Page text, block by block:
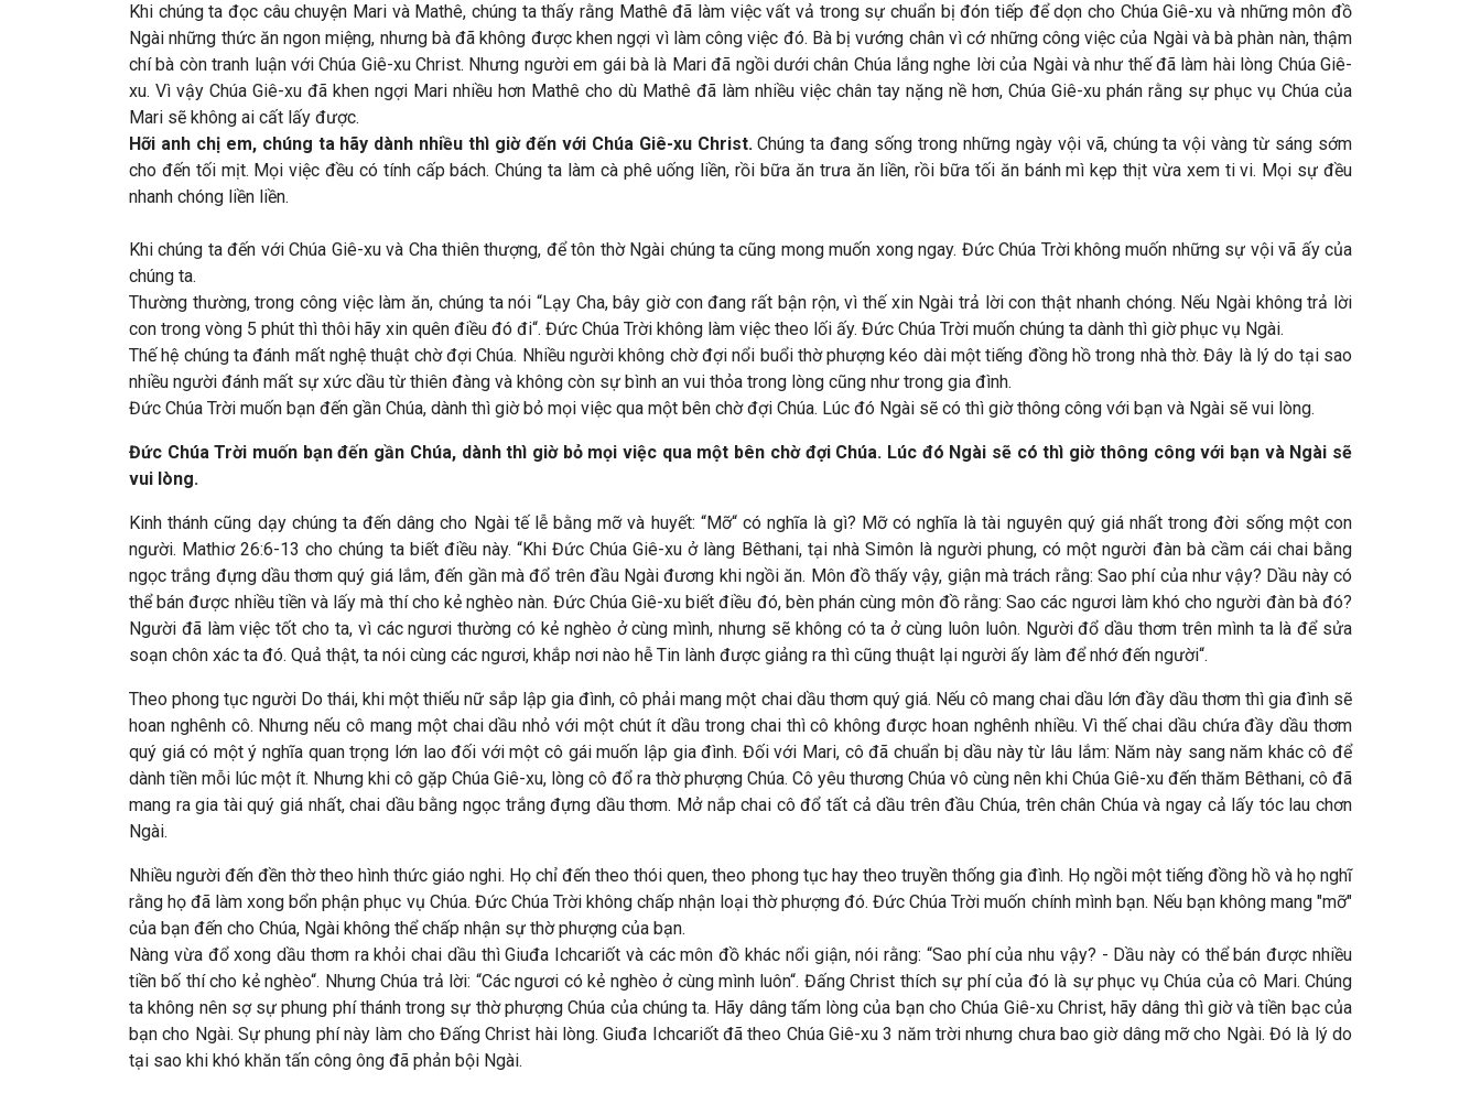
Khi chúng ta đọc câu chuyện Mari và Mathê, chúng ta thấy rằng Mathê đã làm việc vất vả trong sự chuẩn bị đón tiếp để dọn cho Chúa Giê-xu và những môn đồ
Ngài những thức ăn ngon miệng, nhưng bà đã không được khen ngợi vì làm công việc đó. Bà bị vướng chân vì cớ những công việc của Ngài và bà phàn nàn, thậm
chí bà còn tranh luận với Chúa Giê-xu Christ. Nhưng người em gái bà là Mari đã ngồi dưới chân Chúa lắng nghe lời của Ngài và như thế đã làm hài lòng Chúa Giê-
xu. Vì vậy Chúa Giê-xu đã khen ngợi Mari nhiều hơn Mathê cho dù Mathê đã làm nhiều việc chân tay nặng nề hơn, Chúa Giê-xu phán rằng sự phục vụ Chúa của
Mari sẽ không ai cất lấy được.
Hỡi anh chị em, chúng ta hãy dành nhiều thì giờ đến với Chúa Giê-xu Christ.Chúng ta đang sống trong những ngày vội vã, chúng ta vội vàng từ sáng sớm
cho đến tối mịt. Mọi việc đều có tính cấp bách. Chúng ta làm cà phê uống liền, rồi bữa ăn trưa ăn liền, rồi bữa tối ăn bánh mì kẹp thịt vừa xem ti vi. Mọi sự đều
nhanh chóng liền liền.
Khi chúng ta đến với Chúa Giê-xu và Cha thiên thượng, để tôn thờ Ngài chúng ta cũng mong muốn xong ngay. Đức Chúa Trời không muốn những sự vội vã ấy của
chúng ta.
Thường thường, trong công việc làm ăn, chúng ta nói “Lạy Cha, bây giờ con đang rất bận rộn, vì thế xin Ngài trả lời con thật nhanh chóng. Nếu Ngài không trả lời
con trong vòng 5 phút thì thôi hãy xin quên điều đó đi“. Đức Chúa Trời không làm việc theo lối ấy. Đức Chúa Trời muốn chúng ta dành thì giờ phục vụ Ngài.
Thế hệ chúng ta đánh mất nghệ thuật chờ đợi Chúa. Nhiều người không chờ đợi nổi buổi thờ phượng kéo dài một tiếng đồng hồ trong nhà thờ. Đây là lý do tại sao
nhiều người đánh mất sự xức dầu từ thiên đàng và không còn sự bình an vui thỏa trong lòng cũng như trong gia đình.
Đức Chúa Trời muốn bạn đến gần Chúa, dành thì giờ bỏ mọi việc qua một bên chờ đợi Chúa. Lúc đó Ngài sẽ có thì giờ thông công với bạn và Ngài sẽ vui lòng.
Đức Chúa Trời muốn bạn đến gần Chúa, dành thì giờ bỏ mọi việc qua một bên chờ đợi Chúa. Lúc đó Ngài sẽ có thì giờ thông công với bạn và Ngài sẽ
vui lòng.
Kinh thánh cũng dạy chúng ta đến dâng cho Ngài tế lễ bằng mỡ và huyết: “Mỡ“ có nghĩa là gì? Mỡ có nghĩa là tài nguyên quý giá nhất trong đời sống một con
người. Mathiơ 26:6-13 cho chúng ta biết điều này. “Khi Đức Chúa Giê-xu ở làng Bêthani, tại nhà Simôn là người phung, có một người đàn bà cầm cái chai bằng
ngọc trắng đựng dầu thơm quý giá lắm, đến gần mà đổ trên đầu Ngài đương khi ngồi ăn. Môn đồ thấy vậy, giận mà trách rằng: Sao phí của như vậy? Dầu này có
thể bán được nhiều tiền và lấy mà thí cho kẻ nghèo nàn. Đức Chúa Giê-xu biết điều đó, bèn phán cùng môn đồ rằng: Sao các ngươi làm khó cho người đàn bà đó?
Người đã làm việc tốt cho ta, vì các ngươi thường có kẻ nghèo ở cùng mình, nhưng sẽ không có ta ở cùng luôn luôn. Người đổ dầu thơm trên mình ta là để sửa
soạn chôn xác ta đó. Quả thật, ta nói cùng các ngươi, khắp nơi nào hễ Tin lành được giảng ra thì cũng thuật lại người ấy làm để nhớ đến người“.
Theo phong tục người Do thái, khi một thiếu nữ sắp lập gia đình, cô phải mang một chai dầu thơm quý giá. Nếu cô mang chai dầu lớn đầy dầu thơm thì gia đình sẽ
hoan nghênh cô. Nhưng nếu cô mang một chai dầu nhỏ với một chút ít dầu trong chai thì cô không được hoan nghênh nhiều. Vì thế chai dầu chứa đầy dầu thơm
quý giá có một ý nghĩa quan trọng lớn lao đối với một cô gái muốn lập gia đình. Đối với Mari, cô đã chuẩn bị dầu này từ lâu lắm: Năm này sang năm khác cô để
dành tiền mỗi lúc một ít. Nhưng khi cô gặp Chúa Giê-xu, lòng cô đổ ra thờ phượng Chúa. Cô yêu thương Chúa vô cùng nên khi Chúa Giê-xu đến thăm Bêthani, cô đã
mang ra gia tài quý giá nhất, chai dầu bằng ngọc trắng đựng dầu thơm. Mở nắp chai cô đổ tất cả dầu trên đầu Chúa, trên chân Chúa và ngay cả lấy tóc lau chơn
Ngài.
Nhiều người đến đền thờ theo hình thức giáo nghi. Họ chỉ đến theo thói quen, theo phong tục hay theo truyền thống gia đình. Họ ngồi một tiếng đồng hồ và họ nghĩ
rằng họ đã làm xong bổn phận phục vụ Chúa. Đức Chúa Trời không chấp nhận loại thờ phượng đó. Đức Chúa Trời muốn chính mình bạn. Nếu bạn không mang "mỡ"
của bạn đến cho Chúa, Ngài không thể chấp nhận sự thờ phượng của bạn.
Nàng vừa đổ xong dầu thơm ra khỏi chai dầu thì Giuđa Ichcariốt và các môn đồ khác nổi giận, nói rằng: “Sao phí của nhu vậy? - Dầu này có thể bán được nhiều
tiền bố thí cho kẻ nghèo“. Nhưng Chúa trả lời: “Các ngươi có kẻ nghèo ở cùng mình luôn“. Đấng Christ thích sự phí của đó là sự phục vụ Chúa của cô Mari. Chúng
ta không nên sợ sự phung phí thánh trong sự thờ phượng Chúa của chúng ta. Hãy dâng tấm lòng của bạn cho Chúa Giê-xu Christ, hãy dâng thì giờ và tiền bạc của
bạn cho Ngài. Sự phung phí này làm cho Đấng Christ hài lòng.Giuđa Ichcariốt đã theo Chúa Giê-xu 3 năm trời nhưng chưa bao giờ dâng mỡ cho Ngài. Đó là lý do
tại sao khi khó khăn tấn công ông đã phản bội Ngài.